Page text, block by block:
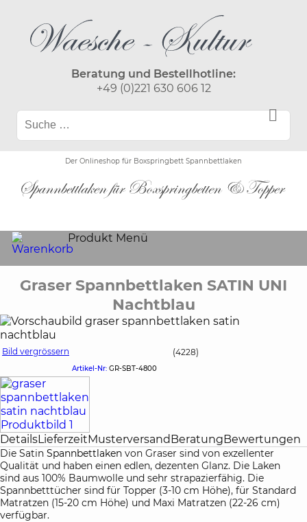
Beratung und Bestellhotline:
+49 (0)221 630 606 12
Der Onlineshop für Boxspringbett Spannbettlaken
Produkt Menü
Graser Spannbettlaken SATIN UNI
Nachtblau
Bild vergrössern (4228)
Artikel-Nr: GR-SBT-4800
DetailsLieferzeitMusterversandBeratungBewertungen
Die Satin Spannbettlaken von Graser sind von exzellenter
Qualität und haben einen edlen, dezenten Glanz. Die Laken
sind aus 100% Baumwolle und sehr strapazierfähig. Die
Spannbetttücher sind für Topper (3-10 cm Höhe), für Standard
Matratzen (15-20 cm Höhe) und Maxi Matratzen (22-26 cm)
verfügbar.